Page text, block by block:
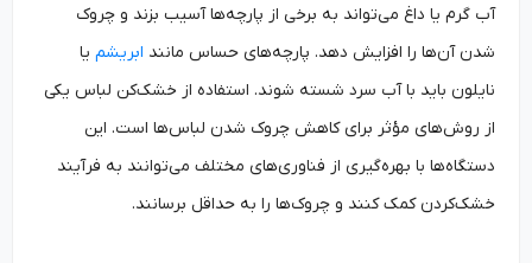
آب گرم یا داغ می‌تواند به برخی از پارچه‌ها آسیب بزند و چروک
شدن آن‌ها را افزایش دهد. پارچه‌های حساس مانندابریشم یا
نایلون باید با آب سرد شسته شوند. استفاده از خشک‌کن لباس یکی
از روش‌های مؤثر برای کاهش چروک شدن لباس‌ها است. این
دستگاه‌ها با بهره‌گیری از فناوری‌های مختلف می‌توانند به فرآیند
خشک‌کردن کمک کنند و چروک‌ها را به حداقل برسانند.